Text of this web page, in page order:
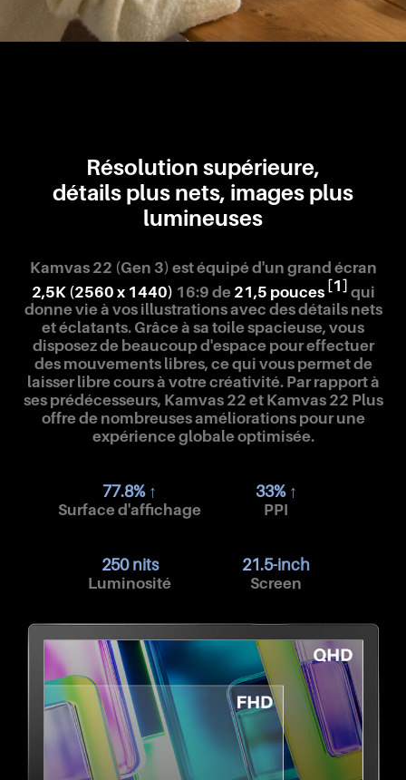
Résolution supérieure,
détails plus nets, images plus
lumineuses
Kamvas 22 (Gen 3) est équipé d'un grand écran
2,5K (2560 x 1440) 16:9 de 21,5 pouces [1] qui
donne vie à vos illustrations avec des détails nets
et éclatants. Grâce à sa toile spacieuse, vous
disposez de beaucoup d'espace pour effectuer
des mouvements libres, ce qui vous permet de
laisser libre cours à votre créativité. Par rapport à
ses prédécesseurs, Kamvas 22 et Kamvas 22 Plus
offre de nombreuses améliorations pour une
expérience globale optimisée.
77.8% ↑
Surface d'affichage
33% ↑
PPI
250 nits
Luminosité
21.5-inch
Screen